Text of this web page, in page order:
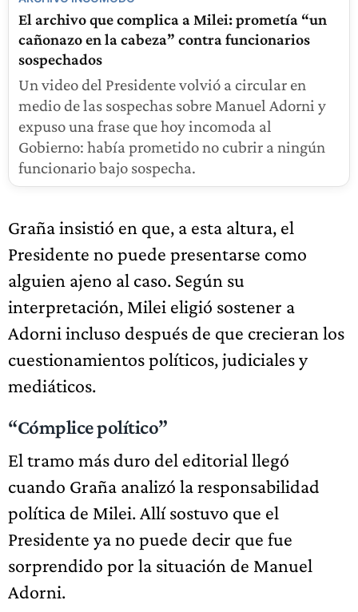
El archivo que complica a Milei: prometía “un
cañonazo en la cabeza” contra funcionarios
sospechados
Un video del Presidente volvió a circular en
medio de las sospechas sobre Manuel Adorni y
expuso una frase que hoy incomoda al
Gobierno: había prometido no cubrir a ningún
funcionario bajo sospecha.
Graña insistió en que, a esta altura, el
Presidente no puede presentarse como
alguien ajeno al caso. Según su
interpretación, Milei eligió sostener a
Adorni incluso después de que crecieran los
cuestionamientos políticos, judiciales y
mediáticos.
“Cómplice político”
El tramo más duro del editorial llegó
cuando Graña analizó la responsabilidad
política de Milei. Allí sostuvo que el
Presidente ya no puede decir que fue
sorprendido por la situación de Manuel
Adorni.